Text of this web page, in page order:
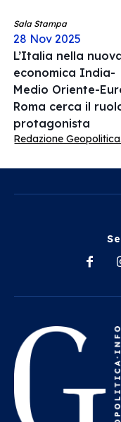
Sala Stampa
28 Nov 2025
L’Italia nella
economica India-
Medio Oriente-
Roma cerca il
protagonista
Redazione